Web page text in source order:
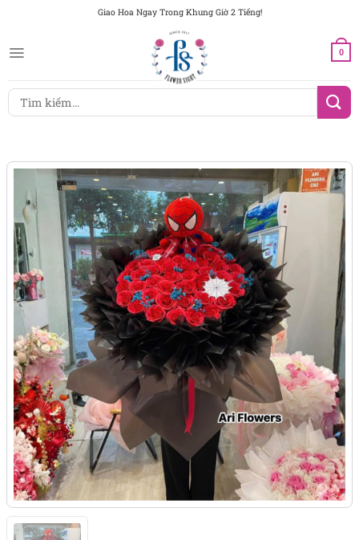
dung
Giao Hoa Ngay Trong Khung Giờ 2 Tiếng!
0
Tìm
kiếm: